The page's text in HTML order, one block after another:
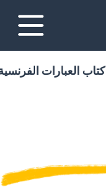
كتاب العبارات